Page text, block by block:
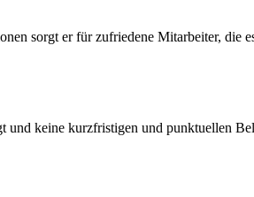
sorgt er für zufriedene Mitarbeiter, die
keine kurzfristigen und punktuellen